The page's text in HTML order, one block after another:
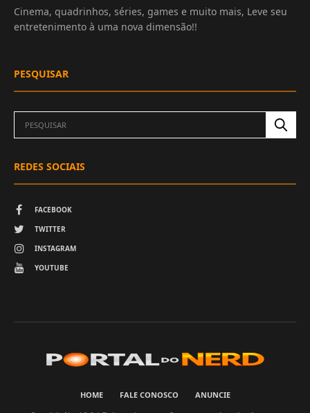
Cinema, quadrinhos, séries, games e muito mais, Leve seu
entretenimento à uma nova dimensão!!
PESQUISAR
REDES SOCIAIS
FACEBOOK
TWITTER
INSTAGRAM
YOUTUBE
HOME FALE CONOSCO ANUNCIE